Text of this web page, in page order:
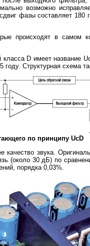
возможно
фазы составляет
происходят в самом
D имеет название
Структурная схема
по принципу UcD
звука.
(около 30 дБ) по
порядка 0,03%.